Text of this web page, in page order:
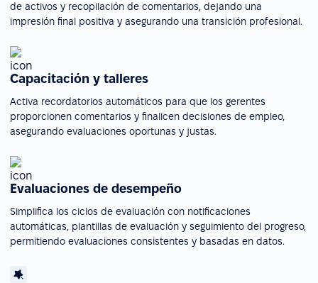
de activos y recopilación de comentarios, dejando una
impresión final positiva y asegurando una transición profesional.
Capacitación y talleres
Activa recordatorios automáticos para que los gerentes
proporcionen comentarios y finalicen decisiones de empleo,
asegurando evaluaciones oportunas y justas.
Evaluaciones de desempeño
Simplifica los ciclos de evaluación con notificaciones
automáticas, plantillas de evaluación y seguimiento del progreso,
permitiendo evaluaciones consistentes y basadas en datos.